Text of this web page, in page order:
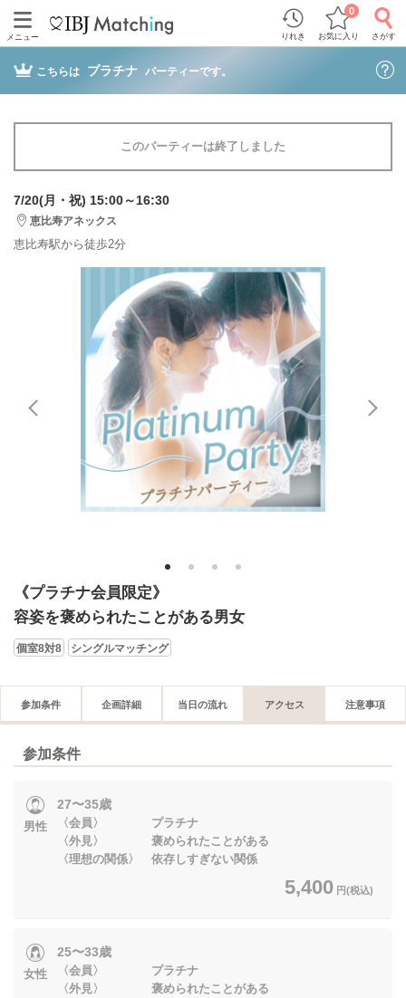
メニュー りれき お気に入り
0
さがす
こちらは プラチナ パーティーです。
このパーティーは終了しました
7/20(月・祝) 15:00～16:30
恵比寿アネックス
恵比寿駅から徒歩2分
1 2 3 4
《プラチナ会員限定》
容姿を褒められたことがある男女
個室8対8 シングルマッチング
参加条件 企画詳細 当日の流れ アクセス 注意事項
参加条件
男性
27〜35歳
〈会員〉 プラチナ
〈外見〉 褒められたことがある
〈理想の関係〉 依存しすぎない関係
5,400 円(税込)
女性
25〜33歳
〈会員〉 プラチナ
〈外見〉 褒められたことがある